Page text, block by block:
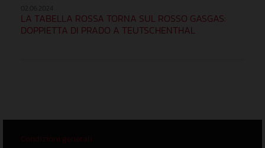
LA TABELLA ROSSA TORNA SUL ROSSO GASGAS:
DOPPIETTA DI PRADO A TEUTSCHENTHAL
Condizioni generali